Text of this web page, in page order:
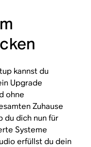
kannst du
Upgrade
ohne
Zuhause
du dich nun für
Systeme
erfüllst du dein